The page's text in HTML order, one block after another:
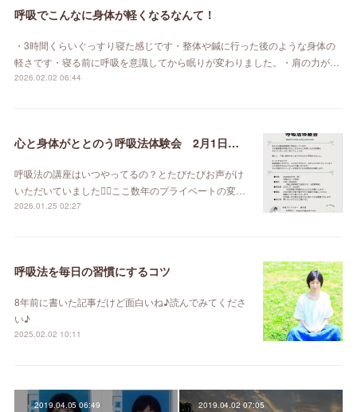
呼吸でこんなに身体が軽くなるなんて！
・3時間くらいぐっすり寝た感じです・整体や鍼に行った後のような身体の
軽さです・寝る前に呼吸を意識してから眠りが変わりました。・肩の力が…
2026.02.02 06:44
心と身体がととのう呼吸法体験会 2月1日（日）
呼吸法の講座はいつやってるの？とたびたびお声がけ
いただいていました🙇‍♀️ここ数年のプライベートの変…
2026.01.25 02:27
呼吸法を毎日の習慣にするコツ
8年前に書いた記事だけど面白いね♪読んでみてくださ
い♪
2025.02.02 10:11
2019.04.05 06:49 2019.04.02 07:05